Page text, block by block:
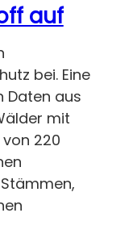
auf
bei. Eine
Daten aus
mit
220